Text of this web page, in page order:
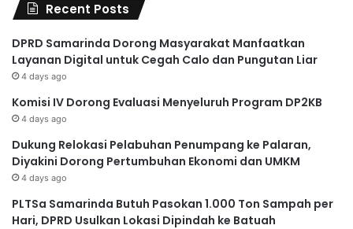
Recent Posts
DPRD Samarinda Dorong Masyarakat Manfaatkan
Layanan Digital untuk Cegah Calo dan Pungutan Liar
4 days ago
Komisi IV Dorong Evaluasi Menyeluruh Program DP2KB
4 days ago
Dukung Relokasi Pelabuhan Penumpang ke Palaran,
Diyakini Dorong Pertumbuhan Ekonomi dan UMKM
4 days ago
PLTSa Samarinda Butuh Pasokan 1.000 Ton Sampah per
Hari, DPRD Usulkan Lokasi Dipindah ke Batuah